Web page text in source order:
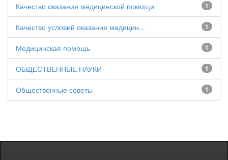
1
Качество оказания медицинской помощи
1
Качество условий оказания медицин...
1
Медицинская помощь
1
ОБЩЕСТВЕННЫЕ НАУКИ
1
Общественные советы